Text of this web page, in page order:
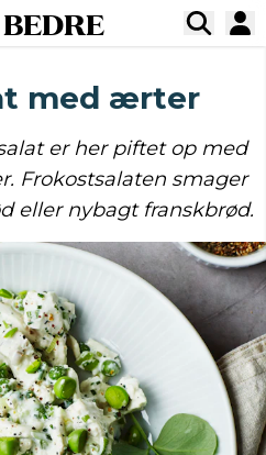
med ærter
er her piftet op med
Frokostsalaten smager
eller nybagt franskbrød.